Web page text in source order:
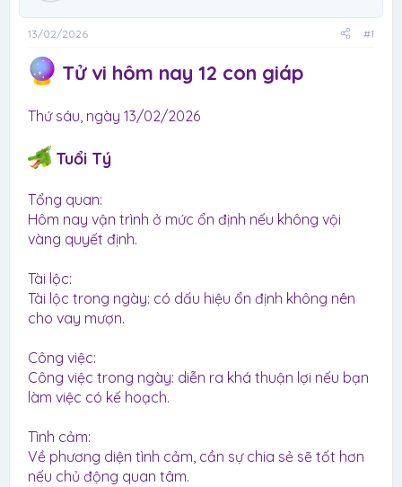
13/02/2026 #1
Tử vi hôm nay 12 con giáp
Thứ sáu, ngày 13/02/2026
Tuổi Tý
Tổng quan:
Hôm nay vận trình ở mức ổn định nếu không vội
vàng quyết định.
Tài lộc:
Tài lộc trong ngày: có dấu hiệu ổn định không nên
cho vay mượn.
Công việc:
Công việc trong ngày: diễn ra khá thuận lợi nếu bạn
làm việc có kế hoạch.
Tình cảm:
Về phương diện tình cảm, cần sự chia sẻ sẽ tốt hơn
nếu chủ động quan tâm.